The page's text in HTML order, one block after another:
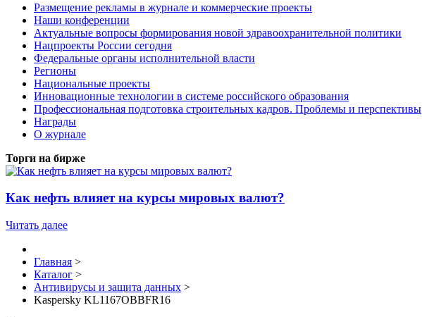
Размещение рекламы в журнале и коммерческие проекты
Наши конференции
Актуальные вопросы формирования новой здравоохранительной политики
Нацпроекты России сегодня
Федеральные органы исполнительной власти
Регионы
Национальные проекты
Инновационные технологии в системе российского образования
Профессиональная подготовка строительных кадров. Проблемы и перспективы
Награды
О журнале
Торги на бирже
Как нефть влияет на курсы мировых валют?
Читать далее
Главная >
Каталог >
Антивирусы и защита данных >
Kaspersky KL1167OBBFR16